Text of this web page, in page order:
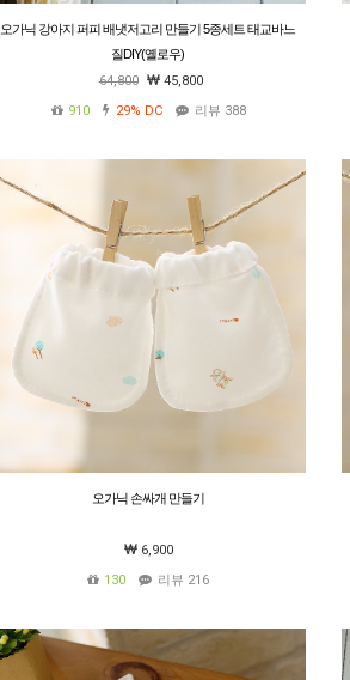
오가닉 강아지 퍼피 배냇저고리 만들기 5종세트 태교바느
질DIY(옐로우)
64,800
45,800
910
29% DC 리뷰 388
오가닉 손싸개 만들기
6,900
130
리뷰 216